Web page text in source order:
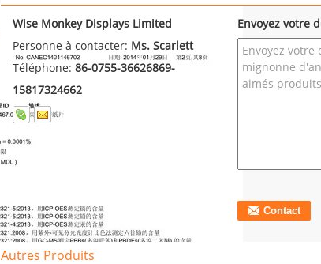
Wise Monkey Displays Limited
Personne à contacter: Ms. Scarlett
Téléphone: 86-0755-36626869-
15817324662
Envoyez votre
Autres Produits